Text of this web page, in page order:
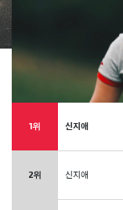
1위 신지애
2위 신지애